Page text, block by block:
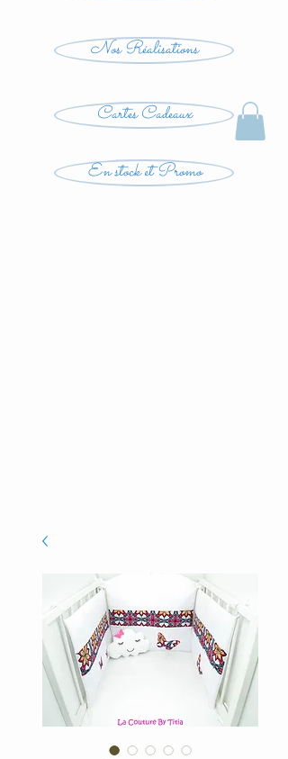
Nos Réalisations
Cartes Cadeaux
En stock et Promo